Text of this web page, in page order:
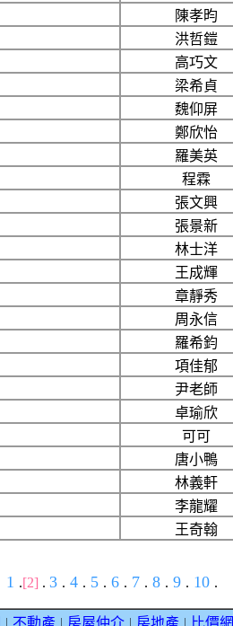
陳孝昀
洪哲鎧
高巧文
梁希貞
魏仰屏
鄭欣怡
羅美英
程霖
張文興
張景新
林士洋
王成輝
章靜秀
周永信
羅希鈞
項佳郁
尹老師
卓瑜欣
可可
唐小鴨
林義軒
李龍耀
王奇翰
1 .[2] . 3 . 4 . 5 . 6 . 7 . 8 . 9 . 10 .
不動產 房屋仲介 房地產 比價網